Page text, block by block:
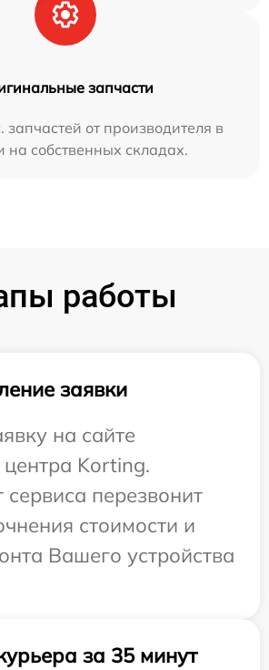
запчасти
запчастей от производителя в
на собственных складах.
работы
заявки
на сайте
центра Korting.
сервиса перезвонит
стоимости и
Вашего устройства
за 35 минут